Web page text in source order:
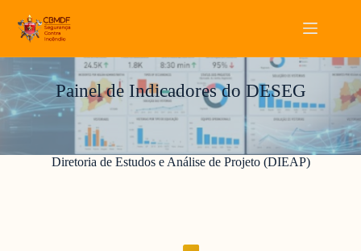
para
Painel de Indicadores do DESEG
Diretoria de Estudos e Análise de Projeto (DIEAP)